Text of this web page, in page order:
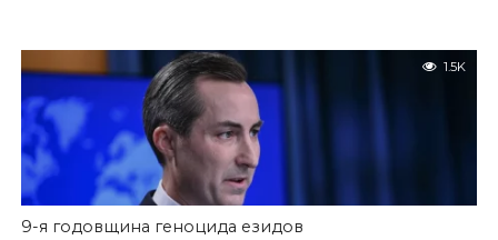
1.5K
9-я годовщина геноцида езидов